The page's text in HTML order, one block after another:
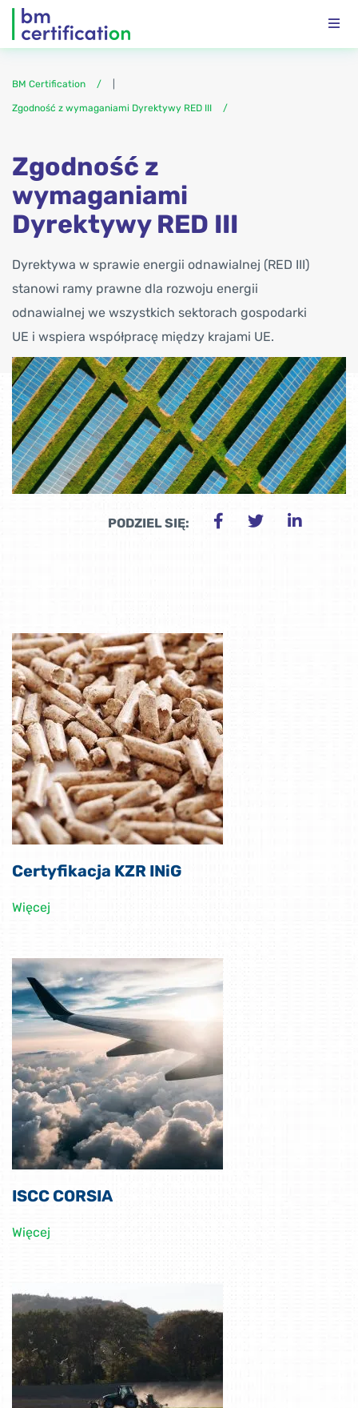
BM Certification
Zgodność z wymaganiami Dyrektywy RED III
Zgodność z
wymaganiami
Dyrektywy RED III
Dyrektywa w sprawie energii odnawialnej (RED III)
stanowi ramy prawne dla rozwoju energii
odnawialnej we wszystkich sektorach gospodarki
UE i wspiera współpracę między krajami UE.
PODZIEL SIĘ:
Certyfikacja KZR INiG
Więcej
ISCC CORSIA
Więcej